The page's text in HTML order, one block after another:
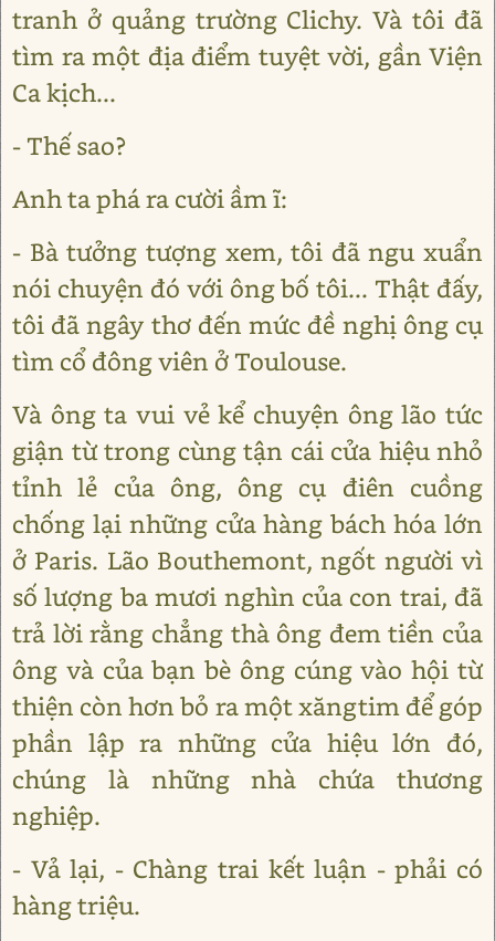
tranh ở quảng trường Clichy. Và tôi đã
tìm ra một địa điểm tuyệt vời, gần Viện
Ca kịch...
- Thế sao?
Anh ta phá ra cười ầm ĩ:
- Bà tưởng tượng xem, tôi đã ngu xuẩn
nói chuyện đó với ông bố tôi... Thật đấy,
tôi đã ngây thơ đến mức đề nghị ông cụ
tìm cổ đông viên ở Toulouse.
Và ông ta vui vẻ kể chuyện ông lão tức
giận từ trong cùng tận cái cửa hiệu nhỏ
tỉnh lẻ của ông, ông cụ điên cuồng
chống lại những cửa hàng bách hóa lớn
ở Paris. Lão Bouthemont, ngốt người vì
số lượng ba mươi nghìn của con trai, đã
trả lời rằng chẳng thà ông đem tiền của
ông và của bạn bè ông cúng vào hội từ
thiện còn hơn bỏ ra một xăngtim để góp
phần lập ra những cửa hiệu lớn đó,
chúng là những nhà chứa thương
nghiệp.
- Vả lại, - Chàng trai kết luận - phải có
hàng triệu.